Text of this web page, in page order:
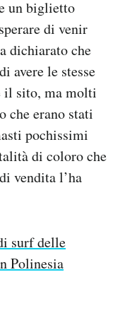
un biglietto
di venir
dichiarato che
avere le stesse
il sito, ma molti
che erano stati
pochissimi
di coloro che
vendita l’ha
surf delle
Polinesia